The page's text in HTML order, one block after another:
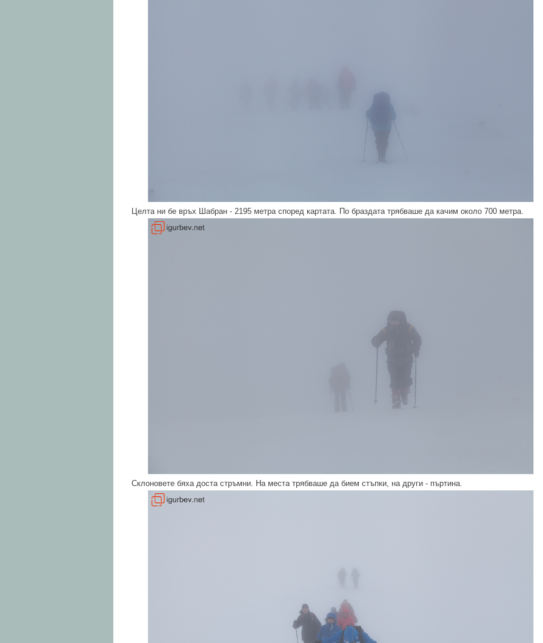
Целта ни бе връх Шабран - 2195 метра според картата. По браздата трябваше да качим около 700 метра.
Склоновете бяха доста стръмни. На места трябваше да бием стъпки, на други - пъртина.